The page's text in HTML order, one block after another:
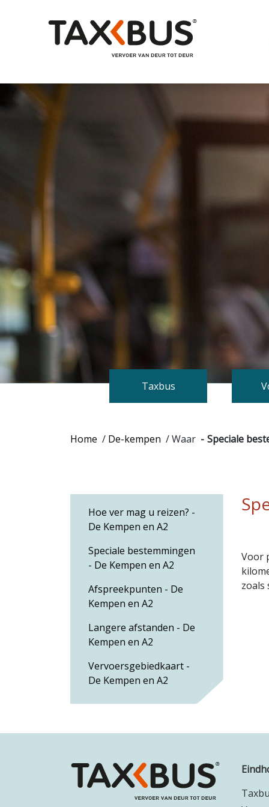
Naar hoofdinhoud
Taxbus
Home / De-kempen /Waar Speciale
Hoe ver mag u reizen? -
De Kempen en A2
Speciale bestemmingen
- De Kempen en A2
Afspreekpunten - De
Kempen en A2
Langere afstanden - De
Kempen en A2
Vervoersgebiedkaart -
De Kempen en A2
Voor
zoals